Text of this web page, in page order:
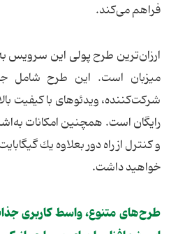
فراهم می‌كند.
میزبان است. این طرح شامل
شركت‌كننده، ویدئوهای با كیفیت
رایگان است. همچنین امكانات
و كنترل از راه دور بعلاوه یك
خواهید داشت.
طرح‌های متنوع، واسط كاربری